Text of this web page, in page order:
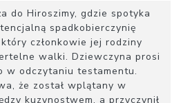
do Hiroszimy, gdzie spotyka
spadkobierczynię
członkowie jej rodziny
walki. Dziewczyna prosi
w odczytaniu testamentu.
że został wplątany w
kuzynostwem, a przyczynił